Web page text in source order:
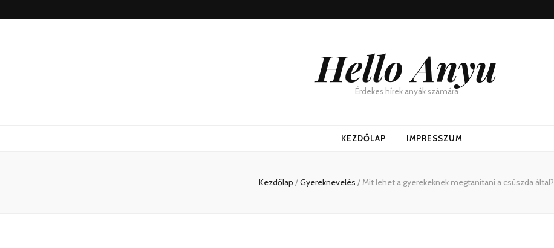
Hello Anyu
Érdekes hírek anyák számára
KEZDŐLAP IMPRESSZUM
Kezdőlap /Gyereknevelés /Mit lehet a gyerekeknek megtanítani a csúszda által?